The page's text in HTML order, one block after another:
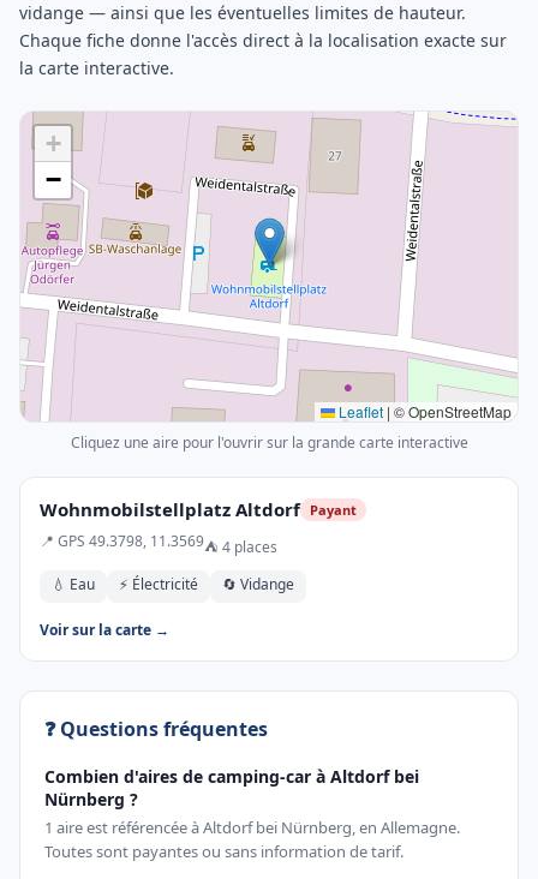
vidange — ainsi que les éventuelles limites de hauteur.
Chaque fiche donne l'accès direct à la localisation exacte sur
la carte interactive.
Wohnmobilstellplatz Altdorf Payant
📍 GPS 49.3798, 11.3569⛺ 4 places
💧 Eau
⚡ Électricité 🔄 Vidange
Voir sur la carte →
❓ Questions fréquentes
Combien d'aires de camping-car à Altdorf bei
Nürnberg ?
1 aire est référencée à Altdorf bei Nürnberg, en Allemagne.
Toutes sont payantes ou sans information de tarif.
+
−
Leaflet | © OpenStreetMap
Cliquez une aire pour l'ouvrir sur la grande carte interactive